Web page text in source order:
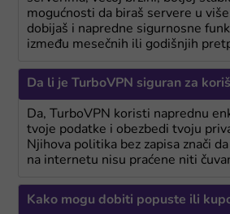
mogućnosti da biraš servere u
dobijaš i napredne sigurnosne
između mesečnih ili godišnjih
Da li je TurboVPN siguran za
Da, TurboVPN koristi naprednu
tvoje podatke i obezbedi tvoju
Njihova politika bez zapisa znači
na internetu nisu praćene niti
Kako mogu dobiti popuste ili